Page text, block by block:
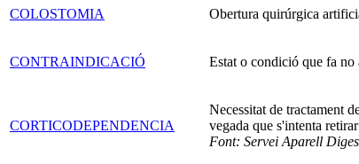
COLOSTOMIA Obertura quirúrgica
CONTRAINDICACIÓ Estat o condició que fa no
CORTICODEPENDENCIA
Necessitat de tractament
vegada que s'intenta
Font: Servei Aparell